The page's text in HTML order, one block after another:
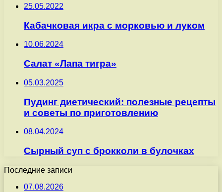
25.05.2022
Кабачковая икра с морковью и луком
10.06.2024
Салат «Лапа тигра»
05.03.2025
Пудинг диетический: полезные рецепты
и советы по приготовлению
08.04.2024
Сырный суп с брокколи в булочках
Последние записи
07.08.2026